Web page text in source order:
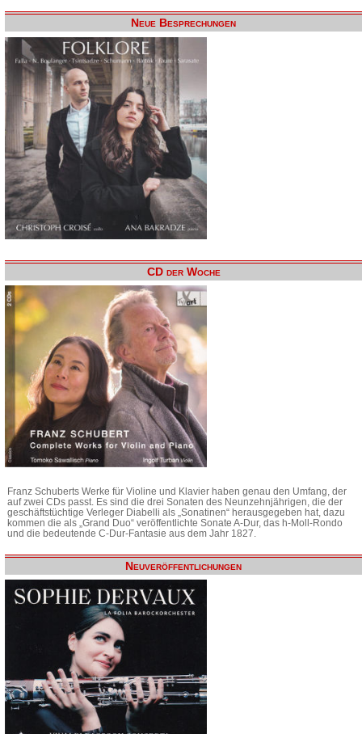
Neue Besprechungen
CD der Woche
Franz Schuberts Werke für Violine und Klavier haben genau den Umfang, der
auf zwei CDs passt. Es sind die drei Sonaten des Neunzehnjährigen, die der
geschäftstüchtige Verleger Diabelli als „Sonatinen“ herausgegeben hat, dazu
kommen die als „Grand Duo“ veröffentlichte Sonate A-Dur, das h-Moll-Rondo
und die bedeutende C-Dur-Fantasie aus dem Jahr 1827.
Neuveröffentlichungen